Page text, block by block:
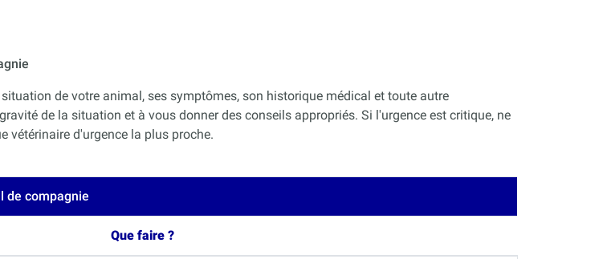
de votre animal, ses symptômes, son historique médical et toute autre
de la situation et à vous donner des conseils appropriés. Si l'urgence est critique, ne
vétérinaire d'urgence la plus proche.
de compagnie
Que faire ?